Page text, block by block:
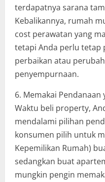
terdapatnya sarana
Kebalikannya, rumah
cost perawatan yang
tetapi Anda perlu tetap
perbaikan atau
penyempurnaan.
6. Memakai Pendanaan
Waktu beli property,
mendalami pilihan
konsumen pilih untuk
Kepemilikan Rumah)
sedangkan buat
mungkin pengin